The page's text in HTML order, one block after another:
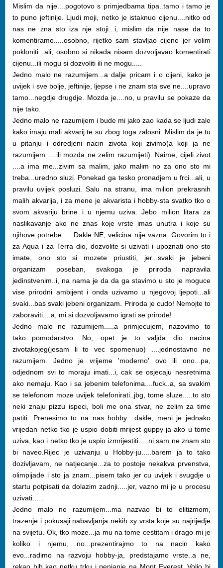
Mislim da nije....pogotovo s primjedbama tipa..tamo i tamo je
to puno jeftinije. Ljudi moji, netko je istaknuo cijenu....nitko od
nas ne zna sto iza nje stoji...i, mislim da nije nase da to
komentiramo.....osobno, rijetko sam stavljao cijene jer volim
pokloniti...ali, osobno si nikada nisam dozvoljavao komentirati
cijenu...ili mogu si dozvoliti ili ne mogu.....
Jedno malo ne razumijem...a dalje pricam i o cijeni, kako je
uvijek i sve bolje, jeftinije, ljepse i ne znam sta sve ne....upravo
tamo...negdje drugdje. Mozda je....no, u pravilu se pokaze da
nije tako.
Jedno malo ne razumijem i bude mi jako zao kada se ljudi zale
kako imaju mali akvarij te su zbog toga zalosni. Mislim da je tu
u pitanju i odredjeni nacin zivota koji zivimo(a koji ja ne
razumijem ....ili mozda ne zelim razumijeti). Naime, cijeli zivot
....a ima me...zivim sa malim, jako malim no za ono sto mi
treba...uredno sluzi. Ponekad ga tesko pronadjem u frci...ali, u
pravilu uvijek posluzi. Salu na stranu, ima milion prekrasnih
malih akvarija, i za mene je akvarista i hobby-sta svatko tko o
svom akvariju brine i u njemu uziva. Jebo milion litara za
naslikavanje ako ne znas koje vrste imas unutra i koje su
njihove potrebe......Dakle NE, velicina nije vazna. Govorim to i
za Aqua i za Terra dio, dozvolite si uzivati i upoznati ono sto
imate, ono sto si mozete priustiti, jer...svaki je jebeni
organizam poseban, svakoga je priroda napravila
jedinstvenim..i, na nama je da da ga stavimo u sto je moguce
vise prirodni ambijent i onda uzivamo u njegovoj ljepoti...ali
svaki...bas svaki jebeni organizam. Priroda je cudo! Nemojte to
zaboraviti....a, mi si dozvoljavamo igrati se prirode!
Jedno malo ne razumijem.....a primjecujem, nazovimo to
tako...pomodarstvo. No, opet je to valjda dio nacina
zivotakojeg(jesam li to vec spomenuo) ....jednostavno ne
razumijem. Jedno je vrijeme 'moderno' ovo ili ono...pa,
odjednom svi to moraju imati...i, cak se osjecaju nesretnima
ako nemaju. Kao i sa jebenim telefonima....fuck..a, sa svakim
se telefonom moze uvijek telefonirati..jbg, tome sluze.....to sto
neki znaju pizzu ispeci, boli me ona stvar, ne zelim za time
patiti. Prenesimo to na nas hobby....dakle, meni je jednako
vrijedan netko tko je uspio dobiti mrijest guppy-ja ako u tome
uziva, kao i netko tko je uspio izmrijestiti.....ni sam ne znam sto
bi naveo.Rijec je uzivanju u Hobby-ju.....barem ja to tako
dozivljavam, ne natjecanje...za to postoje nekakva prvenstva,
olimpijade i sto ja znam...pisem tako jer cu uvijek i svugdje u
startu potpisati da dolazim zadnji.....jer, vazno mi je u procesu
uzivati......
Jedno malo ne razumijem...ma nazvao bi to elitizmom,
trazenje i pokusaji nabavljanja nekih xy vrsta koje su najrijedje
na svijetu. Ok, tko moze...ja mu na tome cestitam i drago mi je
koliko i njemu, no...prezentirajmo to na nacin kako
evo...radimo na razvoju hobby-ja, predstajamo vrste..a ne,